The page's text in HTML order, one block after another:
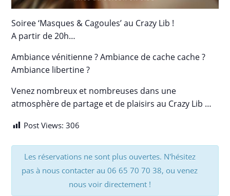
Soiree ‘Masques & Cagoules’ au Crazy Lib !
A partir de 20h…
Ambiance vénitienne ? Ambiance de cache cache ?
Ambiance libertine ?
Venez nombreux et nombreuses dans une
atmosphère de partage et de plaisirs au Crazy Lib …
Post Views: 306
Les réservations ne sont plus ouvertes. N'hésitez
pas à nous contacter au 06 65 70 70 38, ou venez
nous voir directement !